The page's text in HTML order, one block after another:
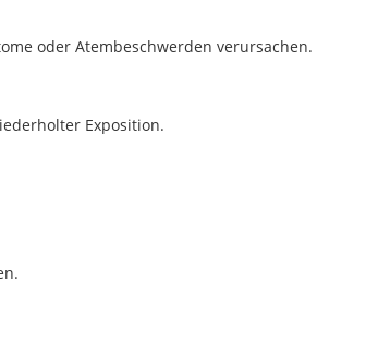
oder Atembeschwerden verursachen.
Exposition.